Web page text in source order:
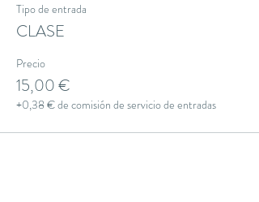
Tipo de entrada
CLASE
Precio
15,00 €
+0,38 € de comisión de servicio de entradas